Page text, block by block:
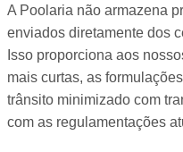
A Poolaria não armazena
enviados diretamente dos
Isso proporciona aos
mais curtas, as
trânsito minimizado com
com as regulamentações